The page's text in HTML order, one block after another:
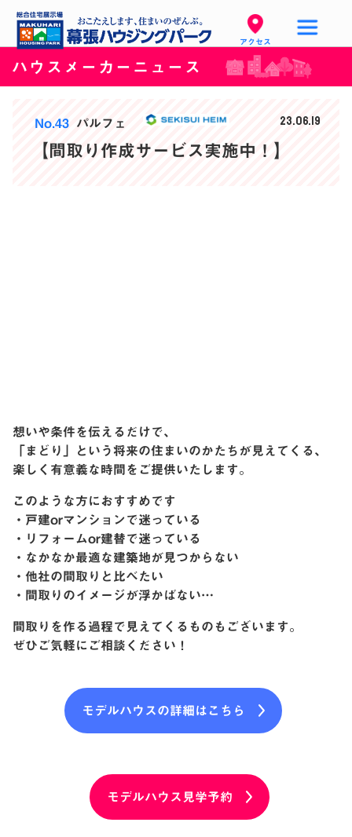
アクセス
ハウスメーカーニュース
No.43 パルフェ 23.06.19
【間取り作成サービス実施中！】
想いや条件を伝えるだけで、
「まどり」という将来の住まいのかたちが見えてくる、
楽しく有意義な時間をご提供いたします。
このような方におすすめです
・戸建orマンションで迷っている
・リフォームor建替で迷っている
・なかなか最適な建築地が見つからない
・他社の間取りと比べたい
・間取りのイメージが浮かばない…
間取りを作る過程で見えてくるものもございます。
ぜひご気軽にご相談ください！
モデルハウスの詳細はこちら
モデルハウス見学予約